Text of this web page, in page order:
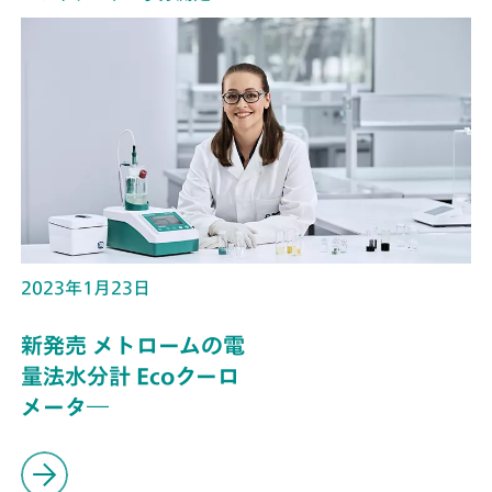
2023年1月23日
新発売 メトロームの電
量法水分計 Ecoクーロ
メータ―